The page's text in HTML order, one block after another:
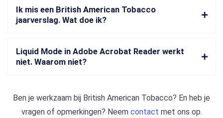
Ik mis een British American Tobacco
jaarverslag. Wat doe ik?
Liquid Mode in Adobe Acrobat Reader werkt
niet. Waarom niet?
Ben je werkzaam bij British American Tobacco? En heb je
vragen of opmerkingen? Neem contact met ons op.